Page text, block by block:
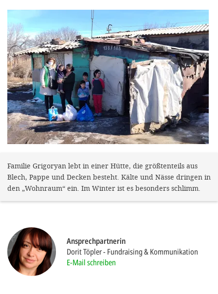
Familie Grigoryan lebt in einer Hütte, die größtenteils aus
Blech, Pappe und Decken besteht. Kälte und Nässe dringen in
den „Wohnraum“ ein. Im Winter ist es besonders schlimm.
Ansprechpartnerin
Dorit Töpler Fundraising & Kommunikation
E-Mail schreiben
helfen
Online-
und
unsere
gewinnen.
den
Sie